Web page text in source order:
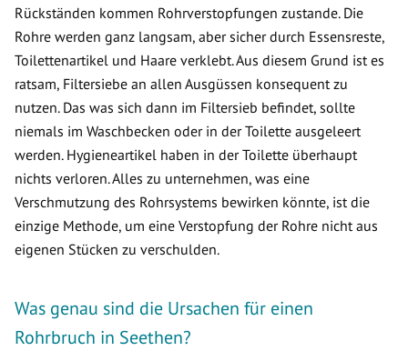
Rückständen kommen Rohrverstopfungen zustande. Die
Rohre werden ganz langsam, aber sicher durch Essensreste,
Toilettenartikel und Haare verklebt. Aus diesem Grund ist es
ratsam, Filtersiebe an allen Ausgüssen konsequent zu
nutzen. Das was sich dann im Filtersieb befindet, sollte
niemals im Waschbecken oder in der Toilette ausgeleert
werden. Hygieneartikel haben in der Toilette überhaupt
nichts verloren. Alles zu unternehmen, was eine
Verschmutzung des Rohrsystems bewirken könnte, ist die
einzige Methode, um eine Verstopfung der Rohre nicht aus
eigenen Stücken zu verschulden.
Was genau sind die Ursachen für einen
Rohrbruch in Seethen?